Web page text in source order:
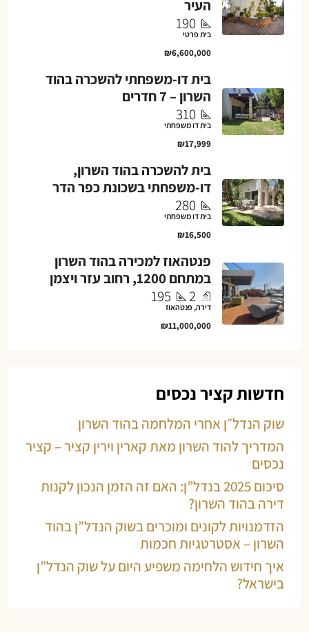
העיר
190
בית פרטי
₪6,600,000
בית דו-משפחתי להשכרה בהוד
השרון – 7 חדרים
310
בית דו משפחתי
₪17,999
בית להשכרה בהוד השרון,
דו-משפחתי בשכונת כפר הדר
280
בית דו משפחתי
₪16,500
פנטהאוז למכירה בהוד השרון
במתחם 1200, רחוב עזר ויצמן
2
195
דירה, פנטהאוז
₪11,000,000
חדשות קציר נכסים
שוק הנדל״ן אחרי המלחמה בהוד השרון
המדריך להוד השרון מאת קארין וירין קציר – קציר
נכסים
סיכום 2025 בנדל”ן: האם זה הזמן הנכון לקנות
דירה בהוד השרון?
הזדמנויות לקונים ומוכרים בשוק הנדל”ן בהוד
השרון – אסטרטגיות חכמות
איך חידוש הלחימה משפיע היום על שוק הנדל”ן
בישראל?